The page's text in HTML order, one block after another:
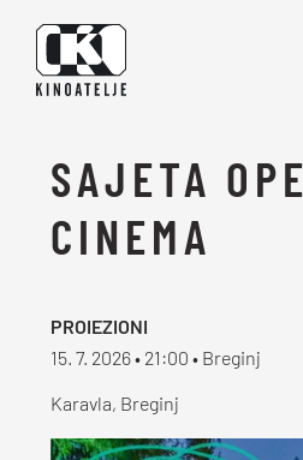
SAJETA
CINEMA
PROIEZIONI
15. 7. 2026 • 21:00 • Breginj
Karavla, Breginj